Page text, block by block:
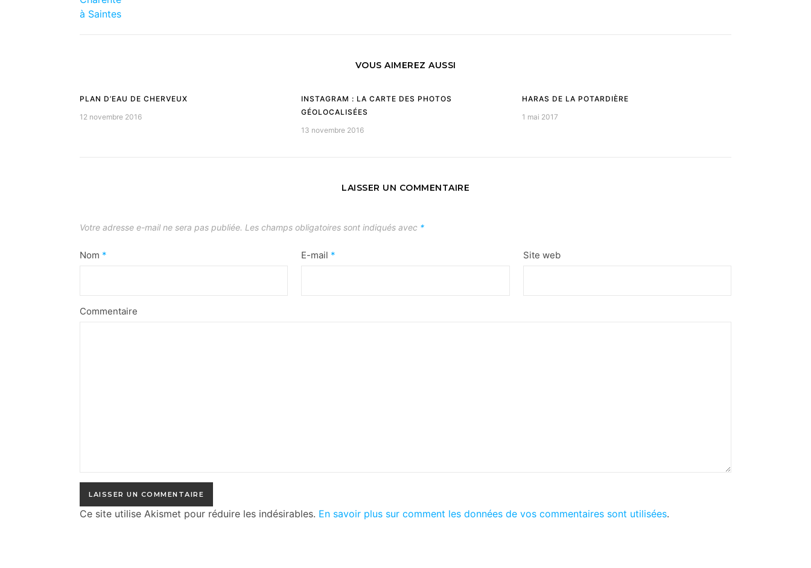
VOUS AIMEREZ AUSSI
PLAN D’EAU DE CHERVEUX
12 novembre 2016
INSTAGRAM : LA CARTE DES PHOTOS
GÉOLOCALISÉES
13 novembre 2016
HARAS DE LA POTARDIÈRE
1 mai 2017
LAISSER UN COMMENTAIRE
Votre adresse e-mail ne sera pas publiée. Les champs obligatoires sont indiqués avec *
Nom * E-mail * Site web
Commentaire
Ce site utilise Akismet pour réduire les indésirables. En savoir plus sur comment les données de vos commentaires sont utilisées.